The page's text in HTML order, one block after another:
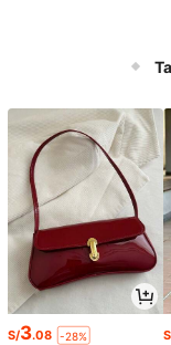
S/3.08 -28%